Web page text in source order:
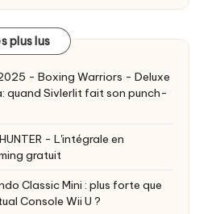
plus lus
- Boxing Warriors - Deluxe
quand Sivlerlit fait son punch-
- L'intégrale en
gratuit
Classic Mini : plus forte que
Console Wii U ?